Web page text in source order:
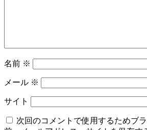
名前 ※
メール ※
サイト
次回のコメントで使用するためブ